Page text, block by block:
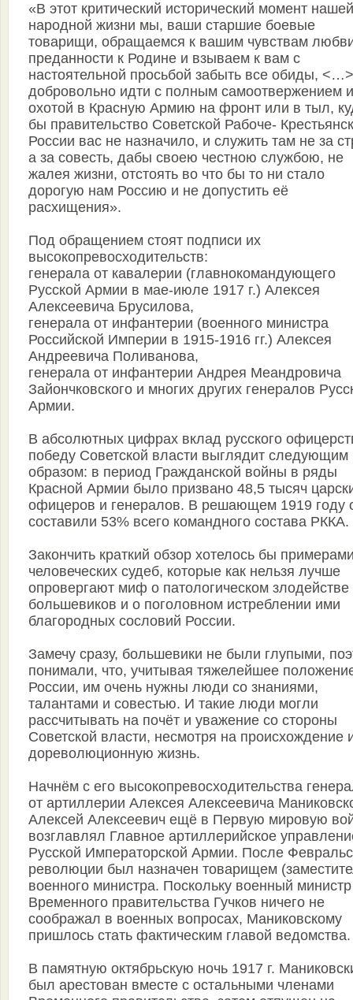
«В этот критический исторический момент нашей
народной жизни мы, ваши старшие боевые
товарищи, обращаемся к вашим чувствам
преданности к Родине и взываем к вам с
настоятельной просьбой забыть все обиды, <…>
добровольно идти с полным самоотвержением и
охотой в Красную Армию на фронт или в тыл,
бы правительство Советской Рабоче-
России вас не назначило, и служить там не за
а за совесть, дабы своею честною службою, не
жалея жизни, отстоять во что бы то ни стало
дорогую нам Россию и не допустить её
расхищения».
Под обращением стоят подписи их
высокопревосходительств:
генерала от кавалерии (главнокомандующего
Русской Армии в мае-июле 1917 г.) Алексея
Алексеевича Брусилова,
генерала от инфантерии (военного министра
Российской Империи в 1915-1916 гг.) Алексея
Андреевича Поливанова,
генерала от инфантерии Андрея Меандровича
Зайончковского и многих других генералов
Армии.
В абсолютных цифрах вклад русского
победу Советской власти выглядит следующим
образом: в период Гражданской войны в ряды
Красной Армии было призвано 48,5 тысяч
офицеров и генералов. В решающем 1919 году
составили 53% всего командного состава РККА.
Закончить краткий обзор хотелось бы
человеческих судеб, которые как нельзя лучше
опровергают миф о патологическом злодействе
большевиков и о поголовном истреблении ими
благородных сословий России.
Замечу сразу, большевики не были глупыми,
понимали, что, учитывая тяжелейшее
России, им очень нужны люди со знаниями,
талантами и совестью. И такие люди могли
рассчитывать на почёт и уважение со стороны
Советской власти, несмотря на происхождение
дореволюционную жизнь.
Начнём с его высокопревосходительства
от артиллерии Алексея Алексеевича
Алексей Алексеевич ещё в Первую мировую
возглавлял Главное артиллерийское
Русской Императорской Армии. После
революции был назначен товарищем
военного министра. Поскольку военный министр
Временного правительства Гучков ничего не
соображал в военных вопросах, Маниковскому
пришлось стать фактическим главой ведомства.
В памятную октябрьскую ночь 1917 г.
был арестован вместе с остальными членами